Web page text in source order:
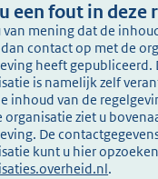
een fout in deze
van mening dat de
contact op met de
heeft gepubliceerd.
is namelijk zelf
inhoud van de
organisatie ziet u
De
kunt u hier
.